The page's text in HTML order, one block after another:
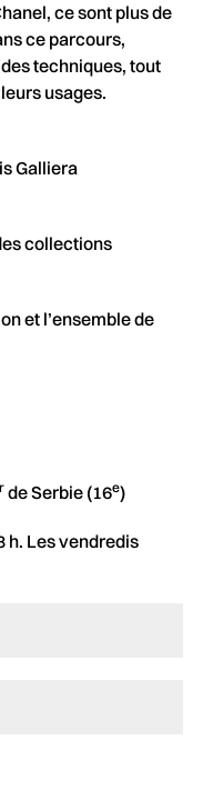
ce sont plus de
ce parcours,
techniques, tout
usages.
Galliera
collections
et l’ensemble de
de Serbie (16e)
h. Les vendredis